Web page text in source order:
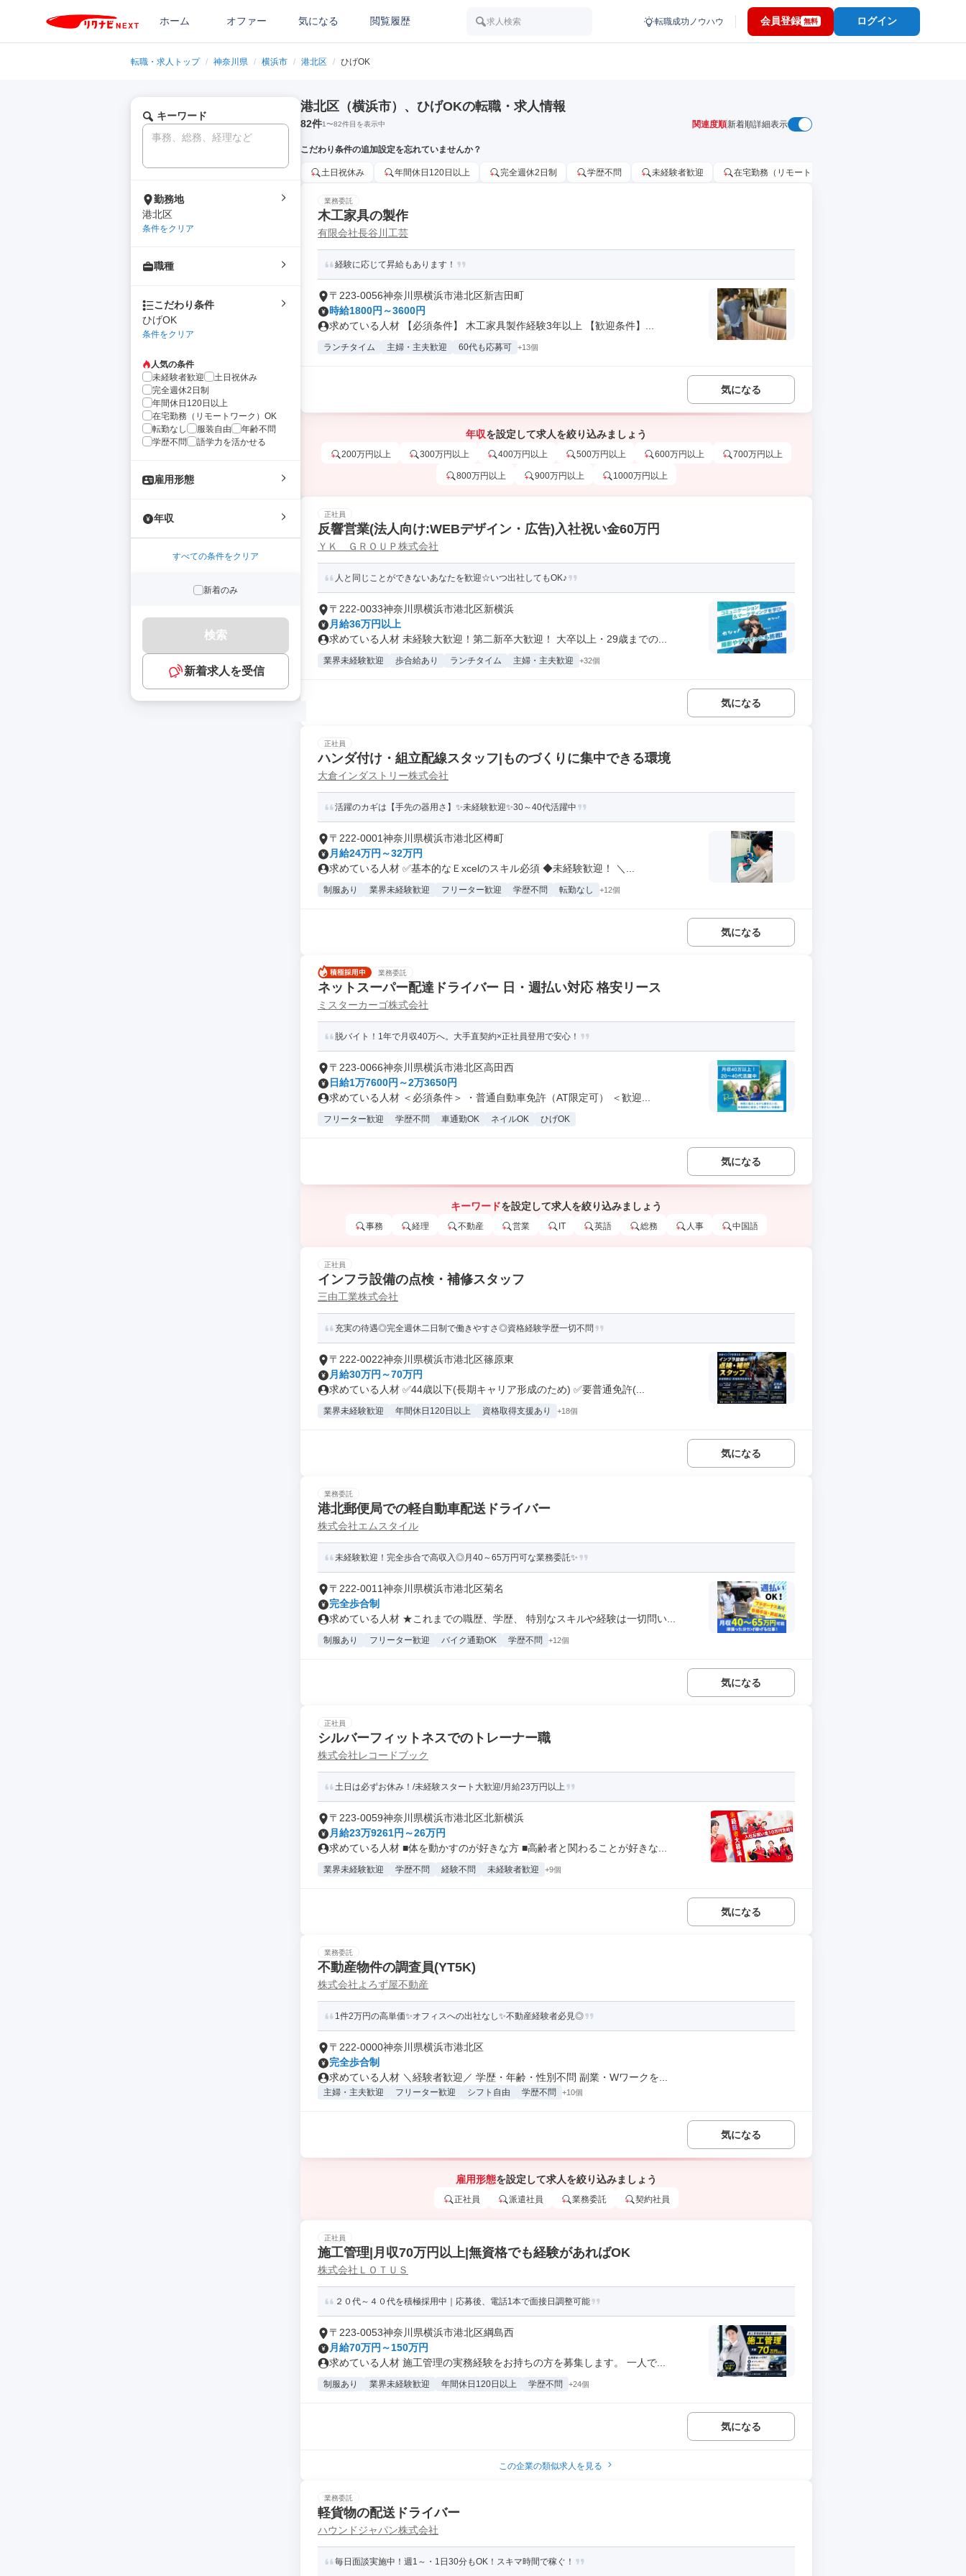
ホーム オファー 気になる 閲覧履歴 求人検索 転職成功ノウハウ 会員登録 無料 ログイン
転職・求人トップ / 神奈川県 / 横浜市 / 港北区 / ひげOK
キーワード
勤務地
港北区
条件をクリア
職種
こだわり条件
ひげOK
条件をクリア
人気の条件
未経験者歓迎
土日祝休み
完全週休2日制
年間休日120日以上
在宅勤務（リモートワーク）OK
転勤なし
服装自由
年齢不問
学歴不問
語学力を活かせる
雇用形態
年収
すべての条件をクリア
新着のみ
検索
新着求人を受信
港北区（横浜市）、ひげOKの転職・求人情報
82件1〜82件目を表示中 関連度順新着順詳細表示
こだわり条件の追加設定を忘れていませんか？
土日祝休み 年間休日120日以上 完全週休2日制 学歴不問 未経験者歓迎 在宅勤務（リモートワーク）OK
業務委託
木工家具の製作
有限会社長谷川工芸
経験に応じて昇給もあります！
〒223-0056神奈川県横浜市港北区新吉田町
時給1800円～3600円
求めている人材 【必須条件】 木工家具製作経験3年以上 【歓迎条件】...
ランチタイム 主婦・主夫歓迎 60代も応募可 +13個
気になる
年収を設定して求人を絞り込みましょう
200万円以上 300万円以上 400万円以上 500万円以上 600万円以上 700万円以上
800万円以上 900万円以上 1000万円以上
正社員
反響営業(法人向け:WEBデザイン・広告)入社祝い金60万円
ＹＫ ＧＲＯＵＰ株式会社
人と同じことができないあなたを歓迎☆いつ出社してもOK♪
〒222-0033神奈川県横浜市港北区新横浜
月給36万円以上
求めている人材 未経験大歓迎！第二新卒大歓迎！ 大卒以上・29歳までの...
業界未経験歓迎 歩合給あり ランチタイム 主婦・主夫歓迎 +32個
気になる
正社員
ハンダ付け・組立配線スタッフ|ものづくりに集中できる環境
大倉インダストリー株式会社
活躍のカギは【手先の器用さ】✨未経験歓迎✨30～40代活躍中
〒222-0001神奈川県横浜市港北区樽町
月給24万円～32万円
求めている人材 ✅基本的なＥxcelのスキル必須 ◆未経験歓迎！ ＼...
制服あり 業界未経験歓迎 フリーター歓迎 学歴不問 転勤なし +12個
気になる
業務委託
ネットスーパー配達ドライバー 日・週払い対応 格安リース
ミスターカーゴ株式会社
脱バイト！1年で月収40万へ。大手直契約×正社員登用で安心！
〒223-0066神奈川県横浜市港北区高田西
日給1万7600円～2万3650円
求めている人材 ＜必須条件＞ ・普通自動車免許（AT限定可） ＜歓迎...
フリーター歓迎 学歴不問 車通勤OK ネイルOK ひげOK
気になる
キーワードを設定して求人を絞り込みましょう
事務 経理 不動産 営業 IT 英語 総務 人事 中国語
正社員
インフラ設備の点検・補修スタッフ
三由工業株式会社
充実の待遇◎完全週休二日制で働きやすさ◎資格経験学歴一切不問
〒222-0022神奈川県横浜市港北区篠原東
月給30万円～70万円
求めている人材 ✅44歳以下(長期キャリア形成のため) ✅要普通免許(...
業界未経験歓迎 年間休日120日以上 資格取得支援あり +18個
気になる
業務委託
港北郵便局での軽自動車配送ドライバー
株式会社エムスタイル
未経験歓迎！完全歩合で高収入◎月40～65万円可な業務委託✨
〒222-0011神奈川県横浜市港北区菊名
完全歩合制
求めている人材 ★これまでの職歴、学歴、 特別なスキルや経験は一切問い...
制服あり フリーター歓迎 バイク通勤OK 学歴不問 +12個
気になる
正社員
シルバーフィットネスでのトレーナー職
株式会社レコードブック
土日は必ずお休み！/未経験スタート大歓迎/月給23万円以上
〒223-0059神奈川県横浜市港北区北新横浜
月給23万9261円～26万円
求めている人材 ■体を動かすのが好きな方 ■高齢者と関わることが好きな...
業界未経験歓迎 学歴不問 経験不問 未経験者歓迎 +9個
気になる
業務委託
不動産物件の調査員(YT5K)
株式会社よろず屋不動産
1件2万円の高単価✨オフィスへの出社なし✨不動産経験者必見◎
〒222-0000神奈川県横浜市港北区
完全歩合制
求めている人材 ＼経験者歓迎／ 学歴・年齢・性別不問 副業・Wワークを...
主婦・主夫歓迎 フリーター歓迎 シフト自由 学歴不問 +10個
気になる
雇用形態を設定して求人を絞り込みましょう
正社員 派遣社員 業務委託 契約社員
正社員
施工管理|月収70万円以上|無資格でも経験があればOK
株式会社ＬＯＴＵＳ
２０代～４０代を積極採用中｜応募後、電話1本で面接日調整可能
〒223-0053神奈川県横浜市港北区綱島西
月給70万円～150万円
求めている人材 施工管理の実務経験をお持ちの方を募集します。 一人で...
制服あり 業界未経験歓迎 年間休日120日以上 学歴不問 +24個
気になる
この企業の類似求人を見る
業務委託
軽貨物の配送ドライバー
ハウンドジャパン株式会社
毎日面談実施中！週1～・1日30分もOK！スキマ時間で稼ぐ！